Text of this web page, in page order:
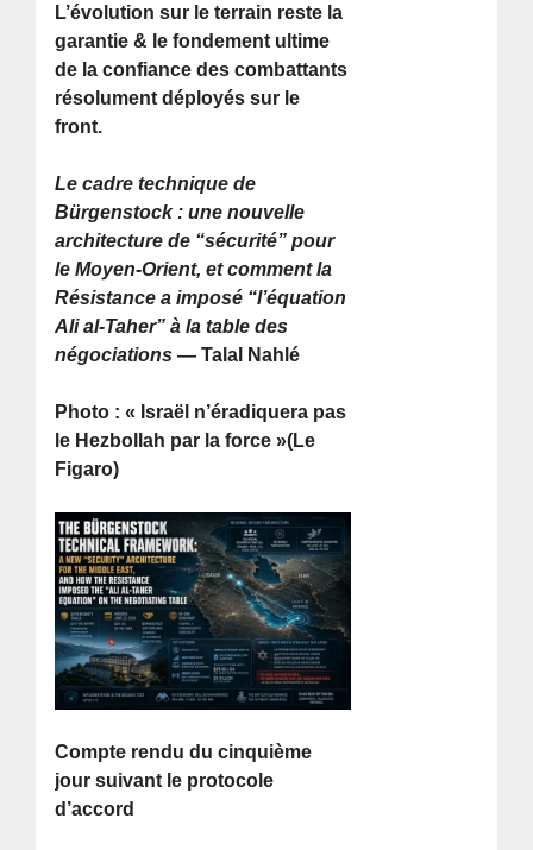
L’évolution sur le terrain reste la
garantie & le fondement ultime
de la confiance des combattants
résolument déployés sur le
front.
Le cadre technique de
Bürgenstock : une nouvelle
architecture de “sécurité” pour
le Moyen-Orient, et comment la
Résistance a imposé “l’équation
Ali al-Taher” à la table des
négociations — Talal Nahlé
Photo : « Israël n’éradiquera pas
le Hezbollah par la force »(Le
Figaro)
Compte rendu du cinquième
jour suivant le protocole
d’accord